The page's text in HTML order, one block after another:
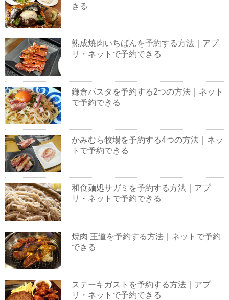
きる
熟成焼肉いちばんを予約する方法｜アプ
リ・ネットで予約できる
鎌倉パスタを予約する2つの方法｜ネット
で予約できる
かみむら牧場を予約する4つの方法｜ネッ
トで予約できる
和食麺処サガミを予約する方法｜アプ
リ・ネットで予約できる
焼肉 王道を予約する方法｜ネットで予約
できる
ステーキガストを予約する方法｜アプ
リ・ネットで予約できる